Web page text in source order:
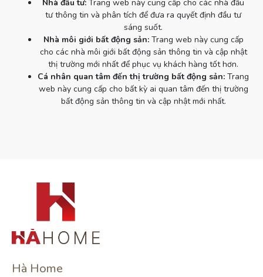
Nhà đầu tư: Trang web này cung cấp cho các nhà đầu
tư thông tin và phân tích để đưa ra quyết định đầu tư
sáng suốt.
Nhà môi giới bất động sản:Trang web này cung cấp
cho các nhà môi giới bất động sản thông tin và cập nhật
thị trường mới nhất để phục vụ khách hàng tốt hơn.
Cá nhân quan tâm đến thị trường bất động sản: Trang
web này cung cấp cho bất kỳ ai quan tâm đến thị trường
bất động sản thông tin và cập nhật mới nhất.
Hà Home